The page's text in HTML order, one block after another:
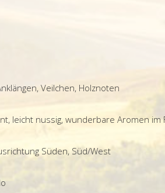
Veilchen, Holznoten
leicht nussig, wunderbare Aromen im
Süden, Süd/West